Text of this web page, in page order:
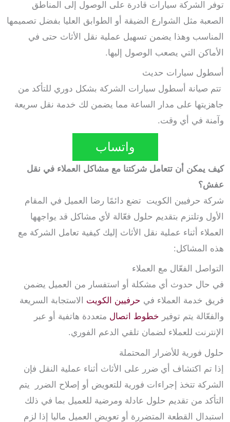
توفر الشركة سيارات قادرة على الوصول إلى المناطق
الصعبة مثل الشوارع الضيقة أو الطوابق العليا بفضل تصميمها
المناسب وهذا يضمن تسهيل عملية نقل الأثاث حتى في
الأماكن التي يصعب الوصول إليها.
أسطول سيارات حديث
تتم صيانة أسطول سيارات الشركة بشكل دوري للتأكد من
جاهزيتها على مدار الساعة مما يضمن لك خدمة نقل سريعة
وآمنة في أي وقت.
واتساب
كيف يمكن أن تتعامل شركتنا مع مشاكل العملاء في نقل
عفش؟
شركة حرفيين الكويت تضع دائمًا رضا العميل في المقام
الأول وتلتزم بتقديم حلول فعّالة لأي مشاكل قد يواجهها
العملاء أثناء عملية نقل الأثاث إليك كيفية تعامل الشركة مع
هذه المشاكل:
التواصل الفعّال مع العملاء
في حال حدوث أي مشكلة أو استفسار من العميل يضمن
فريق خدمة العملاء في حرفيين الكويت الاستجابة السريعة
والفعّالة يتم توفير خطوط اتصال متعددة هاتفية أو عبر
الإنترنت للعملاء لضمان تلقي الدعم الفوري.
حلول فورية للأضرار المحتملة
إذا تم اكتشاف أي ضرر على الأثاث أثناء عملية النقل فإن
الشركة تتخذ إجراءات فورية للتعويض أو إصلاح الضرر يتم
التأكد من تقديم حلول عادلة ومرضية للعميل بما في ذلك
استبدال القطعة المتضررة أو تعويض العميل ماليا إذا لزم